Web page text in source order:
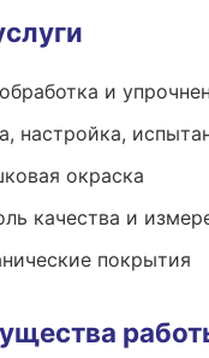
и
настройка,
окраска
качества и
покрытия